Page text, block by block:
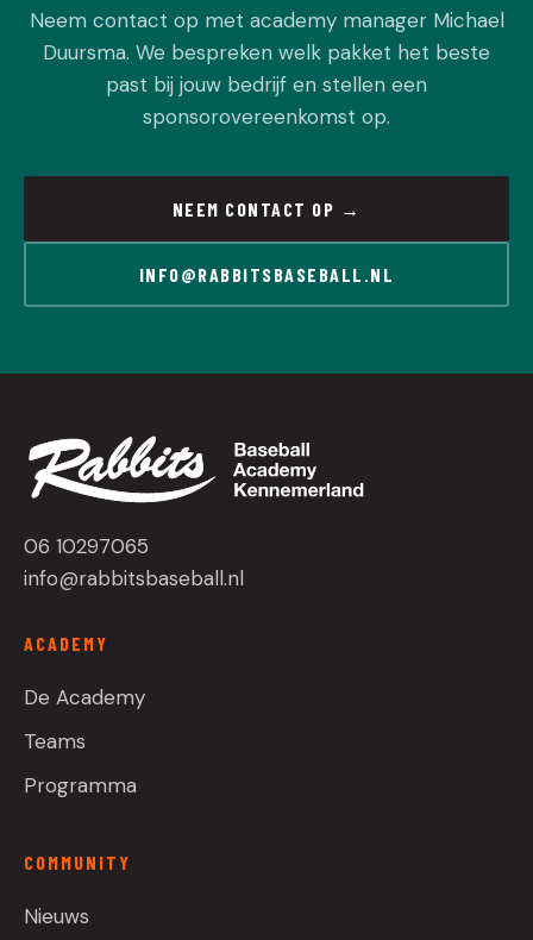
Neem contact op met academy manager Michael
Duursma. We bespreken welk pakket het beste
past bij jouw bedrijf en stellen een
sponsorovereenkomst op.
NEEM CONTACT OP →
INFO@RABBITSBASEBALL.NL
06 10297065
info@rabbitsbaseball.nl
ACADEMY
De Academy
Teams
Programma
COMMUNITY
Nieuws